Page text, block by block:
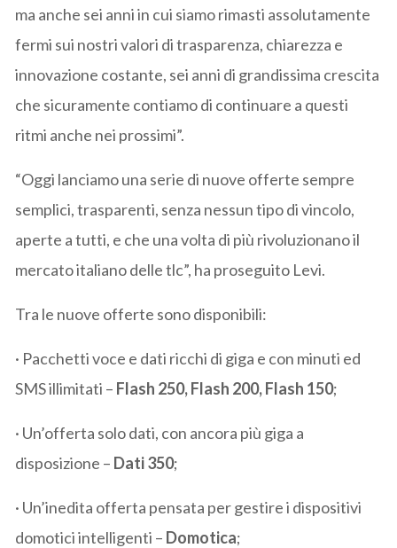
ma anche sei anni in cui siamo rimasti assolutamente
fermi sui nostri valori di trasparenza, chiarezza e
innovazione costante, sei anni di grandissima crescita
che sicuramente contiamo di continuare a questi
ritmi anche nei prossimi”.
“Oggi lanciamo una serie di nuove offerte sempre
semplici, trasparenti, senza nessun tipo di vincolo,
aperte a tutti, e che una volta di più rivoluzionano il
mercato italiano delle tlc”, ha proseguito Levi.
Tra le nuove offerte sono disponibili:
· Pacchetti voce e dati ricchi di giga e con minuti ed
SMS illimitati – Flash 250, Flash 200, Flash 150;
· Un’offerta solo dati, con ancora più giga a
disposizione – Dati 350;
· Un’inedita offerta pensata per gestire i dispositivi
domotici intelligenti – Domotica;